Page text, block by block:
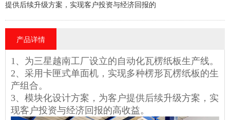
提供后续升级方案，实现客户投资与经济回报的
产品详情
1、为三星越南工厂设立的自动化瓦楞纸板生产线。
2、采用卡匣式单面机，实现多种楞形瓦楞纸板的生
产组合。
3、模块化设计方案，为客户提供后续升级方案，实
现客户投资与经济回报的高收益。